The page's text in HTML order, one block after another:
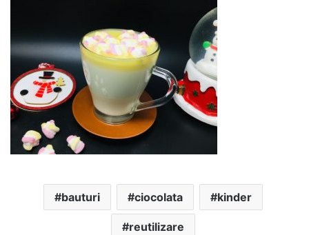
bauturi ciocolata kinder
reutilizare